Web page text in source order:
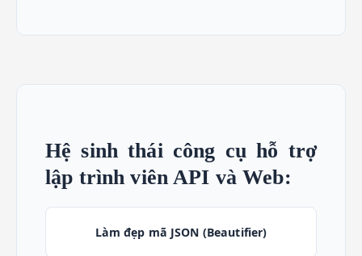
Hệ sinh thái công cụ hỗ trợ
lập trình viên API và Web:
Làm đẹp mã JSON (Beautifier)